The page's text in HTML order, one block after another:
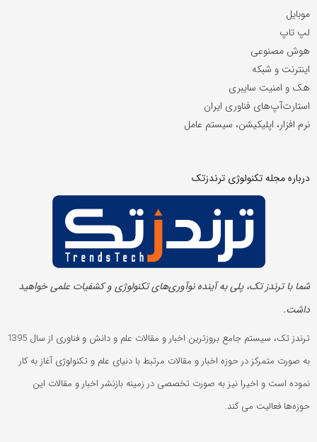
موبایل
لپ تاپ
هوش مصنوعی
اینترنت و شبکه
هک و امنیت سایبری
استارت‌آپ‌های فناوری ایران
نرم افزار، اپلیکیشن، سیستم عامل
درباره مجله تکنولوژی ترندزتک
شما با ترندز تک، پلی به آینده‌ نوآوری‌های تکنولوژی و کشفیات علمی خواهید
داشت.
ترندز تک، سیستم جامع بروزترین اخبار و مقالات علم و دانش و فناوری از سال 1395
به صورت متمرکز در حوزه اخبار و مقالات مرتبط با دنیای علم و تکنولوژی آغاز به کار
نموده است و اخیرا نیز به صورت تخصصی در زمینه بازنشر اخبار و مقالات این
حوزه‌ها فعالیت می کند.